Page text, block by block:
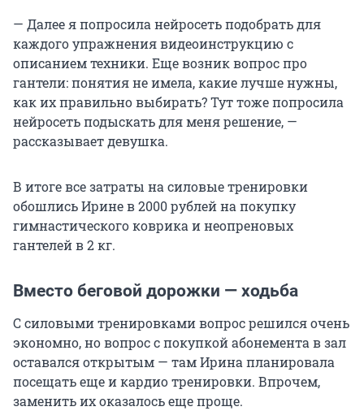
— Далее я попросила нейросеть подобрать для
каждого упражнения видеоинструкцию с
описанием техники. Еще возник вопрос про
гантели: понятия не имела, какие лучше нужны,
как их правильно выбирать? Тут тоже попросила
нейросеть подыскать для меня решение, —
рассказывает девушка.
В итоге все затраты на силовые тренировки
обошлись Ирине в 2000 рублей на покупку
гимнастического коврика и неопреновых
гантелей в 2 кг.
Вместо беговой дорожки — ходьба
С силовыми тренировками вопрос решился очень
экономно, но вопрос с покупкой абонемента в зал
оставался открытым — там Ирина планировала
посещать еще и кардио тренировки. Впрочем,
заменить их оказалось еще проще.